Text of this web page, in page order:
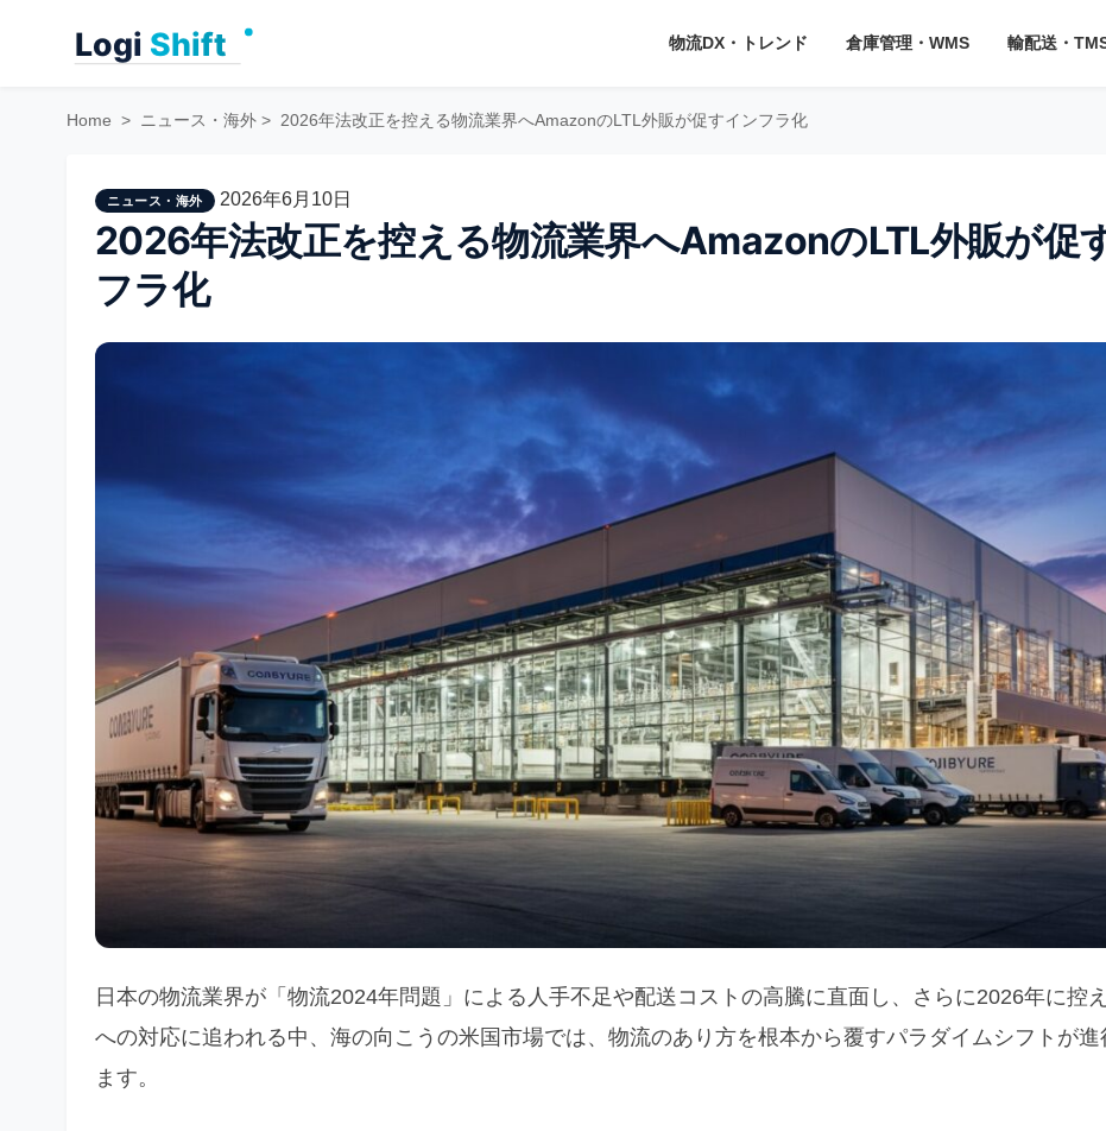
物流DX・トレンド 倉庫管理・WMS 輸配送・
Home > ニュース・海外 > 2026年法改正を控える物流業界へAmazonのLTL外販が促すインフラ化
ニュース・海外 2026年6月10日
2026年法改正を控える物流業界へAmazonのLTL外販が促
フラ化
日本の物流業界が「物流2024年問題」による人手不足や配送コストの高騰に直面し、さらに2026年に控
への対応に追われる中、海の向こうの米国市場では、物流のあり方を根本から覆すパラダイムシフトが進
ます。